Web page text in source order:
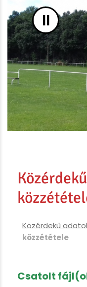
II
Közérdekű
közzététele
Csatolt